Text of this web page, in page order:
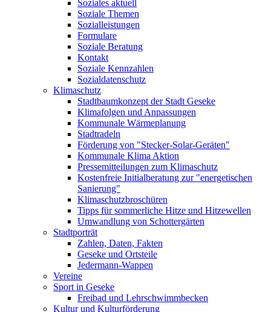
Soziales aktuell
Soziale Themen
Sozialleistungen
Formulare
Soziale Beratung
Kontakt
Soziale Kennzahlen
Sozialdatenschutz
Klimaschutz
Stadtbaumkonzept der Stadt Geseke
Klimafolgen und Anpassungen
Kommunale Wärmeplanung
Stadtradeln
Förderung von "Stecker-Solar-Geräten"
Kommunale Klima Aktion
Pressemitteilungen zum Klimaschutz
Kostenfreie Initialberatung zur "energetischen
Sanierung"
Klimaschutzbroschüren
Tipps für sommerliche Hitze und Hitzewellen
Umwandlung von Schottergärten
Stadtporträt
Zahlen, Daten, Fakten
Geseke und Ortsteile
Jedermann-Wappen
Vereine
Sport in Geseke
Freibad und Lehrschwimmbecken
Kultur und Kulturförderung